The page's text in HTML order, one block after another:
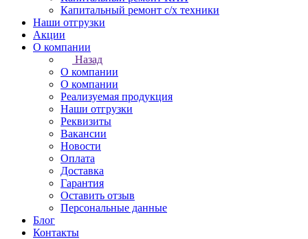
Капитальный ремонт с/х техники
Наши отгрузки
Акции
О компании
Назад
О компании
О компании
Реализуемая продукция
Наши отгрузки
Реквизиты
Вакансии
Новости
Оплата
Доставка
Гарантия
Оставить отзыв
Персональные данные
Блог
Контакты